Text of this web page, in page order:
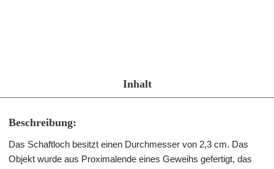
Inhalt
Beschreibung:
Das Schaftloch besitzt einen Durchmesser von 2,3 cm. Das
Objekt wurde aus Pro­xi­ma­lende ei­nes Ge­weihs ge­fer­tigt, das